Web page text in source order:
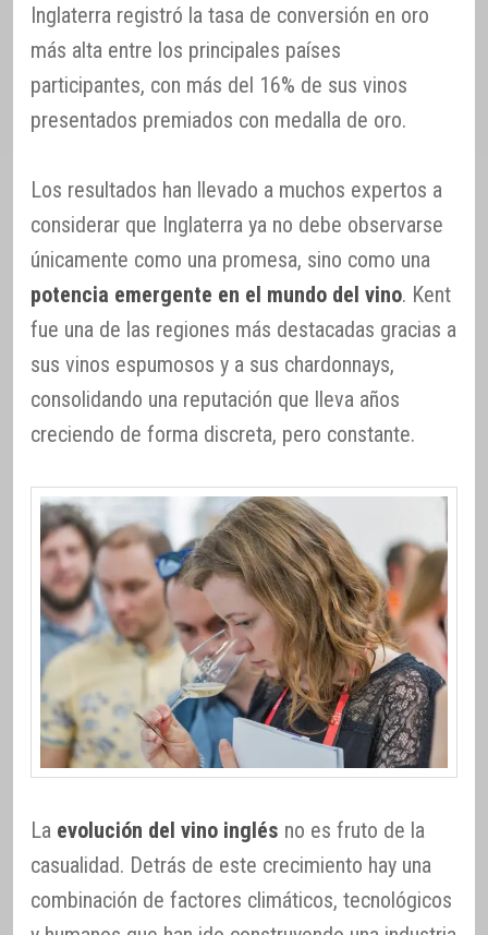
Inglaterra registró la tasa de conversión en oro
más alta entre los principales países
participantes, con más del 16% de sus vinos
presentados premiados con medalla de oro.
Los resultados han llevado a muchos expertos a
considerar que Inglaterra ya no debe observarse
únicamente como una promesa, sino como una
potencia emergente en el mundo del vino. Kent
fue una de las regiones más destacadas gracias a
sus vinos espumosos y a sus chardonnays,
consolidando una reputación que lleva años
creciendo de forma discreta, pero constante.
La evolución del vino inglés no es fruto de la
casualidad. Detrás de este crecimiento hay una
combinación de factores climáticos, tecnológicos